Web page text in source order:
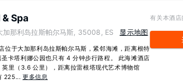
Spa
那利岛拉斯帕尔马斯, 35008, ES 显示地图
位于大加那利岛拉斯帕尔马斯，紧邻海滩，距离根特
卡塔利娜公园也只有 4 分钟步行路程。 此海滩酒店
里（3.6 公里），距离拉雷根塔现代艺术博物馆
225... 更多信息
有关本酒店